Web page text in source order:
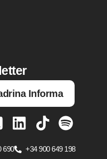
Informa
690 +34 900 649 198